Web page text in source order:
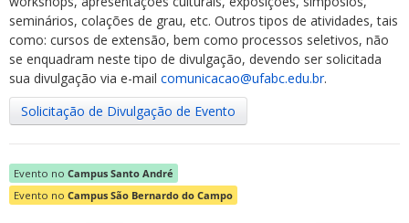
seminários, colações de grau, etc. Outros tipos de atividades, tais
como: cursos de extensão, bem como processos seletivos, não
se enquadram neste tipo de divulgação, devendo ser solicitada
sua divulgação via e-mail comunicacao@ufabc.edu.br.
Solicitação de Divulgação de Evento
Evento no Campus Santo André
Evento no Campus São Bernardo do Campo